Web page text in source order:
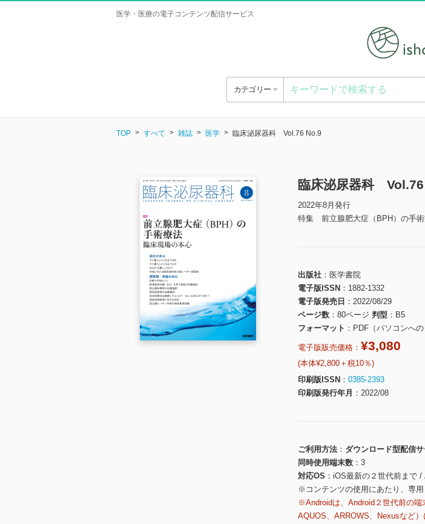
医学・医療の電子コンテンツ配信サービス
カテゴリー
TOP すべて 雑誌 医学 臨床泌尿器科 Vol.76 No.9
臨床泌尿器科 Vol.76
2022年8月発行
特集 前立腺肥大症（BPH）の手
出版社
医学書院
電子版ISSN
1882-1332
電子版発売日
2022/08/29
ページ数
80ページ 判型
B5
フォーマット
PDF（パソコンへ
電子版販売価格： ¥3,080
(本体¥2,800＋税10％)
印刷版ISSN
0385-2393
印刷版発行年月
2022/08
ご利用方法
ダウンロード型配信サ
同時使用端末数
3
対応OS
iOS最新の２世代前まで /
※コンテンツの使用にあたり、専
※Androidは、Android２世代前の端
AQUOS、ARROWS、Nexusなど